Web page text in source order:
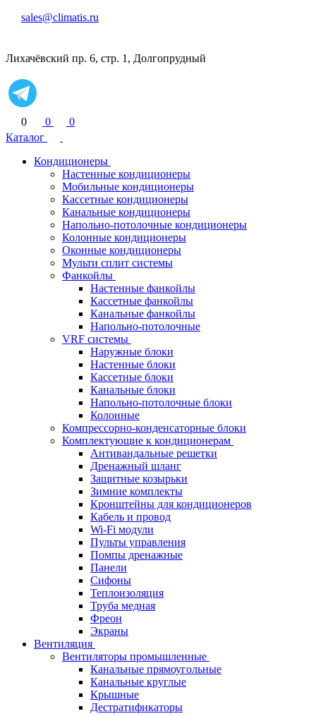
sales@climatis.ru
Лихачёвский пр. 6, стр. 1, Долгопрудный
0 0
0
Каталог
Кондиционеры
Настенные кондиционеры
Мобильные кондиционеры
Кассетные кондиционеры
Канальные кондиционеры
Напольно-потолочные кондиционеры
Колонные кондиционеры
Оконные кондиционеры
Мульти сплит системы
Фанкойлы
Настенные фанкойлы
Кассетные фанкойлы
Канальные фанкойлы
Напольно-потолочные
VRF системы
Наружные блоки
Настенные блоки
Кассетные блоки
Канальные блоки
Напольно-потолочные блоки
Колонные
Компрессорно-конденсаторные блоки
Комплектующие к кондиционерам
Антивандальные решетки
Дренажный шланг
Защитные козырьки
Зимние комплекты
Кронштейны для кондиционеров
Кабель и провод
Wi-Fi модули
Пульты управления
Помпы дренажные
Панели
Сифоны
Теплоизоляция
Труба медная
Фреон
Экраны
Вентиляция
Вентиляторы промышленные
Канальные прямоугольные
Канальные круглые
Крышные
Дестратификаторы